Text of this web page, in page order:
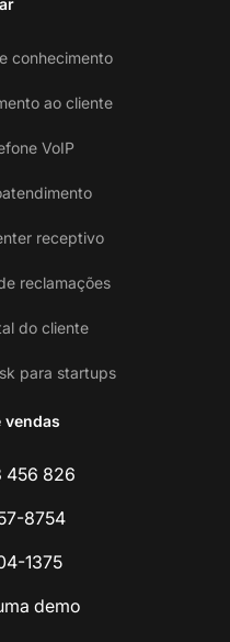
conhecimento
ao cliente
VoIP
receptivo
reclamações
do cliente
para startups
vendas
456 826
8754
1375
demo